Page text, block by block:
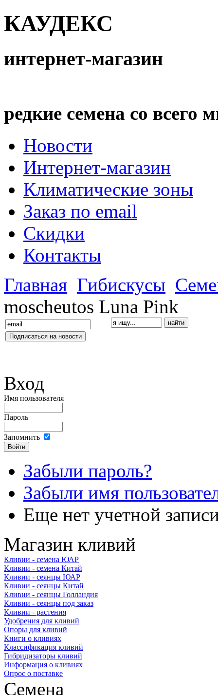
КАУДЕКС
интернет-магазин
редкие семена со всего
Новости
Интернет-магазин
Климатические зоны
Заказ по email
Скидки
Контакты
Главная Гибискусы
moscheutos Luna Pink
Вход
Имя пользователя
Пароль
Запомнить
Забыли пароль?
Забыли имя
Еще нет учетной
Магазин кливий
Кливии - семена ЮАР
Кливии - семена Китай
Кливии - сеянцы ЮАР
Кливии - сеянцы Китай
Кливии - сеянцы Голландия
Кливии - сеянцы под заказ
Кливии - растения
Удобрения для кливий
Опоры для кливий
Книги о кливиях
Классификация кливий
Гибридизаторы кливий
Информация о кливиях
Опрос о поставке
Семена